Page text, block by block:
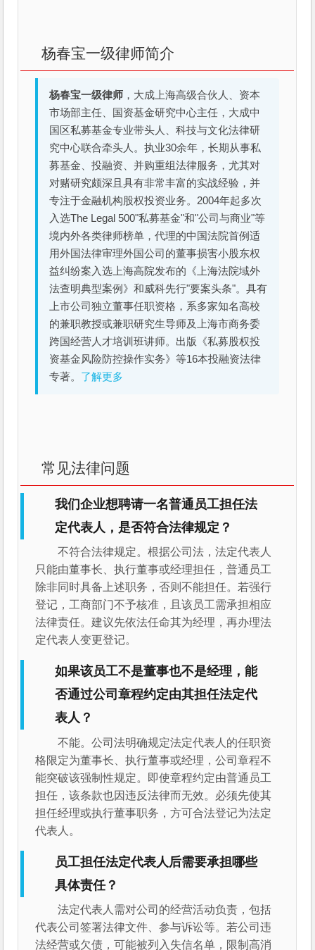
杨春宝一级律师简介
杨春宝一级律师 ，大成上海高级合伙人、资本
市场部主任、国资基金研究中心主任，大成中
国区私募基金专业带头人、科技与文化法律研
究中心联合牵头人。执业30余年，长期从事私
募基金、投融资、并购重组法律服务，尤其对
对赌研究颇深且具有非常丰富的实战经验，并
专注于金融机构股权投资业务。2004年起多次
入选The Legal 500"私募基金"和"公司与商业"等
境内外各类律师榜单，代理的中国法院首例适
用外国法律审理外国公司的董事损害小股东权
益纠纷案入选上海高院发布的《上海法院域外
法查明典型案例》和威科先行"要案头条"。具有
上市公司独立董事任职资格，系多家知名高校
的兼职教授或兼职研究生导师及上海市商务委
跨国经营人才培训班讲师。出版《私募股权投
资基金风险防控操作实务》等16本投融资法律
专著。 了解更多
常见法律问题
我们企业想聘请一名普通员工担任法
定代表人，是否符合法律规定？
不符合法律规定。根据公司法，法定代表人
只能由董事长、执行董事或经理担任，普通员工
除非同时具备上述职务，否则不能担任。若强行
登记，工商部门不予核准，且该员工需承担相应
法律责任。建议先依法任命其为经理，再办理法
定代表人变更登记。
如果该员工不是董事也不是经理，能
否通过公司章程约定由其担任法定代
表人？
不能。公司法明确规定法定代表人的任职资
格限定为董事长、执行董事或经理，公司章程不
能突破该强制性规定。即使章程约定由普通员工
担任，该条款也因违反法律而无效。必须先使其
担任经理或执行董事职务，方可合法登记为法定
代表人。
员工担任法定代表人后需要承担哪些
具体责任？
法定代表人需对公司的经营活动负责，包括
代表公司签署法律文件、参与诉讼等。若公司违
法经营或欠债，可能被列入失信名单，限制高消